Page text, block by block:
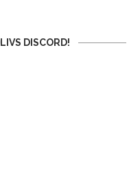
DISCORD!